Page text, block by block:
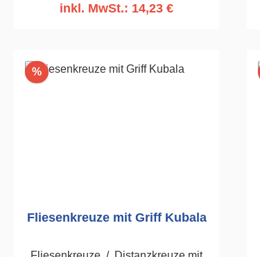
inkl. MwSt.: 14,23 €
%Rabatt
Fliesenkreuze mit Griff Kubala